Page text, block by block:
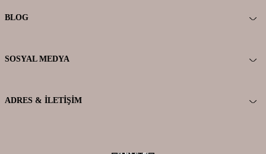
BLOG
SOSYAL MEDYA
ADRES & İLETIŞIM